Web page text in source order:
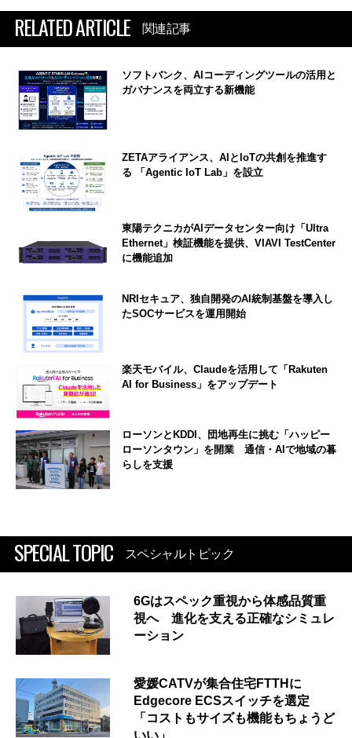
RELATED ARTICLE 関連記事
ソフトバンク、AIコーディングツールの活用と
ガバナンスを両立する新機能
ZETAアライアンス、AIとIoTの共創を推進す
る 「Agentic IoT Lab」を設立
東陽テクニカがAIデータセンター向け「Ultra
Ethernet」検証機能を提供、VIAVI TestCenter
に機能追加
NRIセキュア、独自開発のAI統制基盤を導入し
たSOCサービスを運用開始
楽天モバイル、Claudeを活用して「Rakuten
AI for Business」をアップデート
ローソンとKDDI、団地再生に挑む「ハッピー
ローソンタウン」を開業 通信・AIで地域の暮
らしを支援
SPECIAL TOPIC スペシャルトピック
6Gはスペック重視から体感品質重
視へ 進化を支える正確なシミュレ
ーション
愛媛CATVが集合住宅FTTHに
Edgecore ECSスイッチを選定
「コストもサイズも機能もちょうど
いい」